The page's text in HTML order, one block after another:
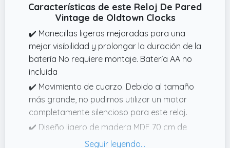
Características de este Reloj De Pared
Vintage de Oldtown Clocks
✔️ Manecillas ligeras mejoradas para una
mejor visibilidad y prolongar la duración de la
batería No requiere montaje. Batería AA no
incluida
✔️ Movimiento de cuarzo. Debido al tamaño
más grande, no pudimos utilizar un motor
completamente silencioso para este reloj.
✔️ Diseño ligero de madera MDF 70 cm de
diámetro, 0.55 pulgadas de grosor. Material: